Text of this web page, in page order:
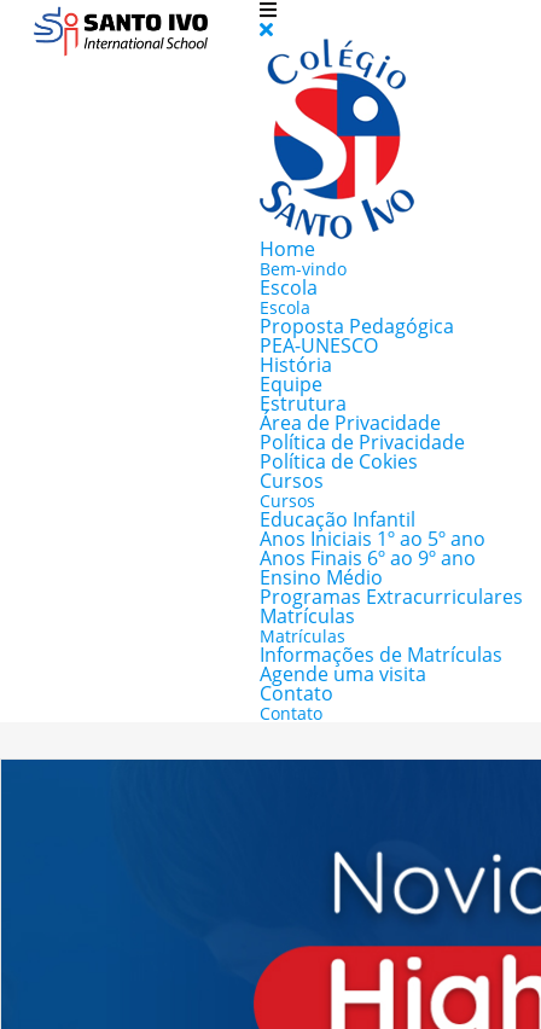
Home
Bem-vindo
Escola
Escola
Proposta Pedagógica
PEA-UNESCO
História
Equipe
Estrutura
Área de Privacidade
Política de Privacidade
Política de Cokies
Cursos
Cursos
Educação Infantil
Anos Iniciais 1º ao 5º ano
Anos Finais 6º ao 9º ano
Ensino Médio
Programas Extracurriculares
Matrículas
Matrículas
Informações de Matrículas
Agende uma visita
Contato
Contato